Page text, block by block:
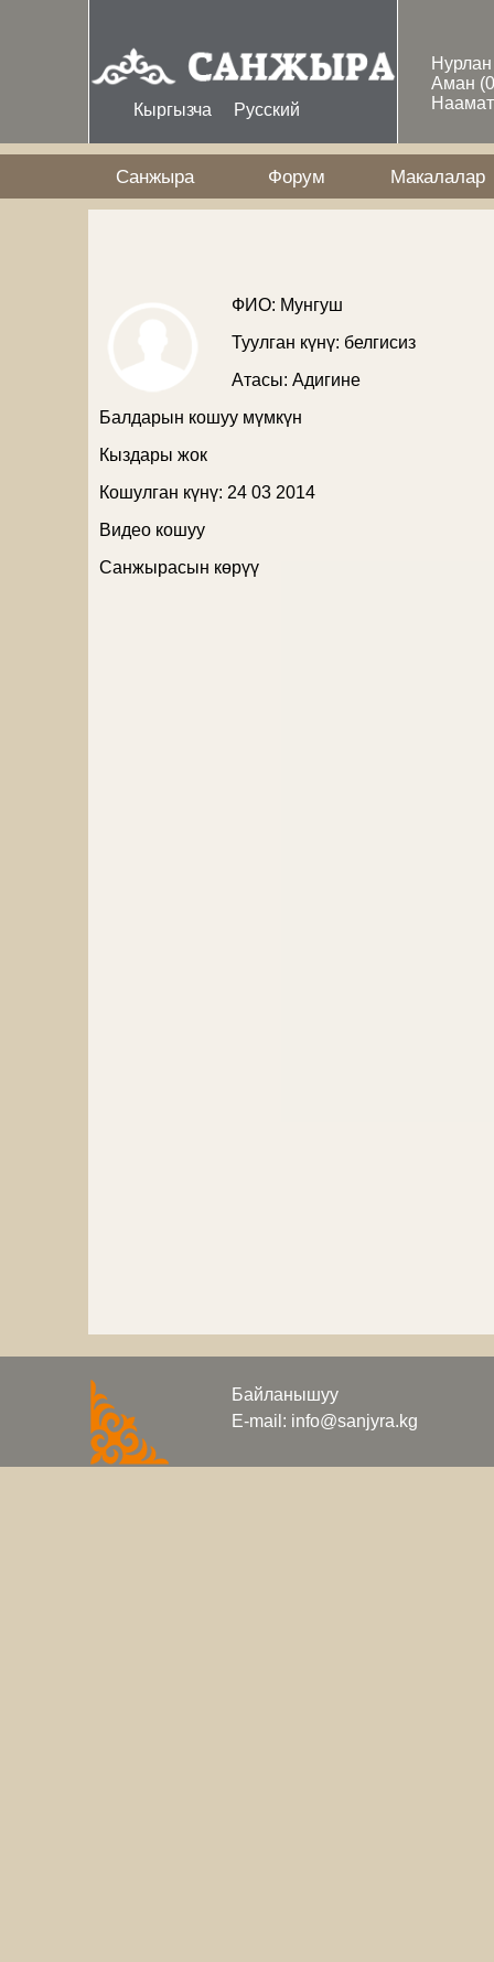
Кыргызча Русский
Аман
Санжыра Форум Макалалар
ФИО: Мунгуш
Туулган күнү: белгисиз
Атасы: Адигине
Балдарын кошуу мүмкүн
Кыздары жок
Кошулган күнү: 24 03 2014
Видео кошуу
Санжырасын көрүү
Байланышуу
E-mail: info@sanjyra.kg